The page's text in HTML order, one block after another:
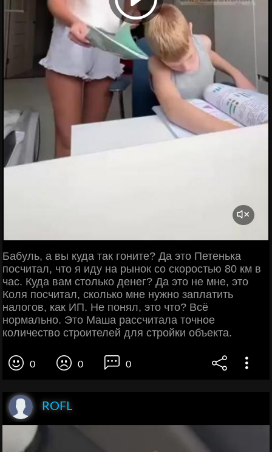
Бабуль, а вы куда так гоните? Да это Петенька
посчитал, что я иду на рынок со скоростью 80 км в
час. Куда вам столько денег? Да это не мне, это
Коля посчитал, сколько мне нужно заплатить
налогов, как ИП. Не понял, это что? Всё
нормально. Это Маша рассчитала точное
количество строителей для стройки объекта.
0 0 0
ROFL